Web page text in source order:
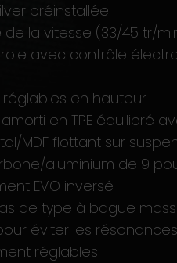
préinstallée
la vitesse (33/45 tr/
avec contrôle
en hauteur
en TPE équilibré
MDF flottant sur
aluminium de 9
EVO inversé
de type à bague
éviter les résonances
réglables